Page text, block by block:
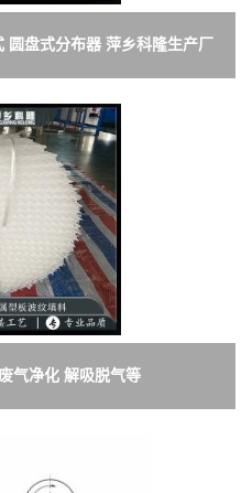
圆盘式分布器 萍乡科隆生产厂
气净化 解吸脱气等